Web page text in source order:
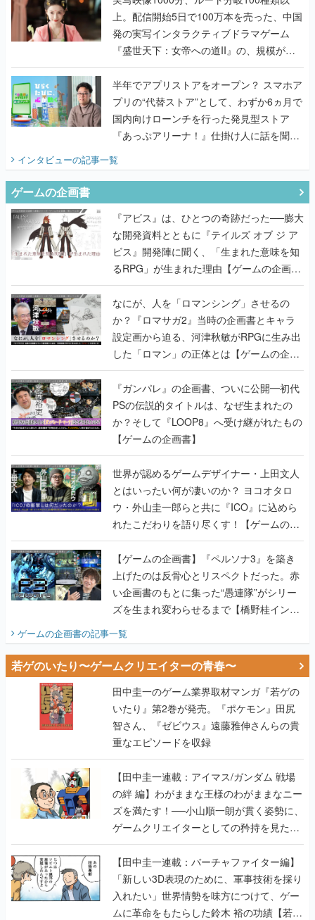
上。配信開始5日で100万本を売った、中国
発の実写インタラクティブドラマゲーム
『盛世天下：女帝への道II』の、規模が違
うこだわりをプロデューサーに聞いた
半年でアプリストアをオープン？ スマホア
プリの“代替ストア”として、わずか6ヵ月で
国内向けローンチを行った発見型ストア
『あっぷアリーナ！』仕掛け人に話を聞い
インタビューの記事一覧
ゲームの企画書
『アビス』は、ひとつの奇跡だった──膨大
な開発資料とともに『テイルズ オブ ジ ア
ビス』開発陣に聞く、「生まれた意味を知
るRPG」が生まれた理由【ゲームの企画
書】
なにが、人を「ロマンシング」させるの
か？『ロマサガ2』当時の企画書とキャラ
設定画から迫る、河津秋敏がRPGに生み出
した「ロマン」の正体とは【ゲームの企画
書】
『ガンパレ』の企画書、ついに公開━初代
PSの伝説的タイトルは、なぜ生まれたの
か？そして『LOOP8』へ受け継がれたもの
【ゲームの企画書】
世界が認めるゲームデザイナー・上田文人
とはいったい何が凄いのか？ ヨコオタロ
ウ・外山圭一郎らと共に『ICO』に込めら
れたこだわりを語り尽くす！【ゲームの企
画書】
【ゲームの企画書】『ペルソナ3』を築き
上げたのは反骨心とリスペクトだった。赤
い企画書のもとに集った“愚連隊”がシリー
ズを生まれ変わらせるまで【橋野桂インタ
ゲームの企画書の記事一覧
若ゲのいたり〜ゲームクリエイターの青春〜
田中圭一のゲーム業界取材マンガ『若ゲの
いたり』第2巻が発売。『ポケモン』田尻
智さん、『ゼビウス』遠藤雅伸さんらの貴
重なエピソードを収録
【田中圭一連載：アイマス/ガンダム 戦場
の絆 編】わがままな王様のわがままなニー
ズを満たす！──小山順一朗が貫く姿勢に、
ゲームクリエイターとしての矜持を見た
【若ゲのいたり最終回】
【田中圭一連載：バーチャファイター編】
「新しい3D表現のために、軍事技術を採り
入れたい」世界情勢を味方につけて、ゲー
ムに革命をもたらした鈴木 裕の功績【若ゲ